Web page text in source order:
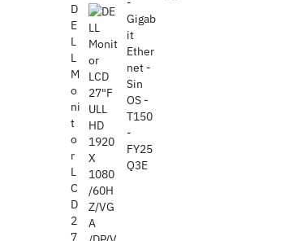
D
E
L
L
M
o
ni
t
o
r
L
C
D
2
7